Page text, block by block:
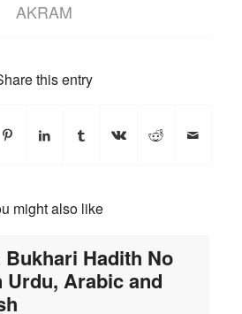
AKRAM
this entry
might also like
Bukhari Hadith No
Urdu, Arabic and